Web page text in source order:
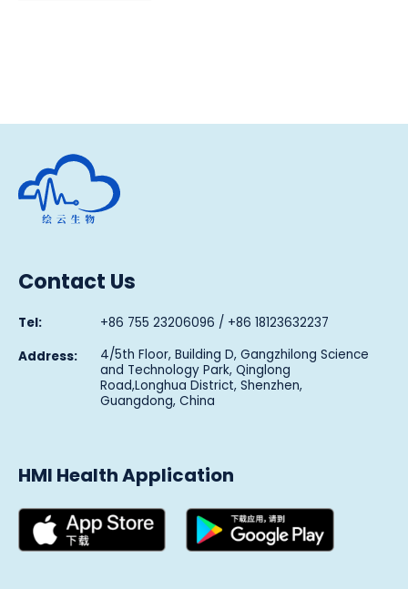
Human Metabolomics Institute
Contact Us
Tel: +86 755 23206096 / +86 18123632237
Address: 4/5th Floor, Building D, Gangzhilong Science
and Technology Park, Qinglong
Road,Longhua District, Shenzhen,
Guangdong, China
HMI Health Application